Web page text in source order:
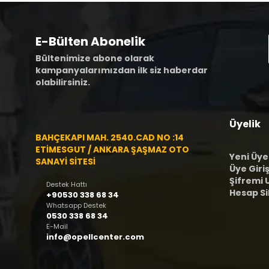
E-Bülten Abonelik
Bültenimize abone olarak
kampanyalarımızdan ilk siz haberdar
olabilirsiniz.
BAHÇEKAPI MAH. 2540.CAD NO :14
ETİMESGUT / ANKARA ŞAŞMAZ OTO
SANAYİ SİTESİ
Destek Hattı
+90530 338 68 34
Whatsapp Destek
0530 338 68 34
E-Mail
info@opellcenter.com
Üyelik
Yeni
Üye
Şifremi
Hesap